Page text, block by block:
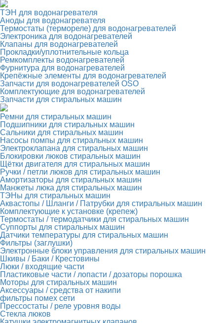
ТЭН для водонагревателя
Аноды для водонагревателя
Термостаты (термореле) для водонагревателей
Электроника для водонагревателей
Клапаны для водонагревателей
Прокладки/уплотнительные кольца
Ремкомплекты водонагревателей
Фурнитура для водонагревателей
Крепёжные элементы для водонагревателей
Запчасти для водонагревателей OSO
Комплектующие для водонагревателей
Запчасти для стиральных машин
Ремни для стиральных машин
Подшипники для стиральных машин
Сальники для стиральных машин
Насосы помпы для стиральных машин
Электроклапана для стиральных машин
Блокировки люков стиральных машин
Щётки двигателя для стиральных машин
Ручки / петли люков для стиральных машин
Амортизаторы для стиральных машин
Манжеты люка для стиральных машин
ТЭНы для стиральных машин
Аквастопы / Шланги / Патрубки для стиральных машин
Комплектующие к установке (крепеж)
Термостаты / термодатчики для стиральных машин
Суппорты для стиральных машин
Датчики температуры для стиральных машин
Фильтры (заглушки)
Электронные блоки управления для стиральных машин
Шкивы / Баки / Крестовины
Люки / входящие части
Пластиковые части / лопасти / дозаторы порошка
Моторы для стиральных машин
Аксессуары / средства от накипи
фильтры помех сети
Прессостаты / реле уровня воды
Стекла люков